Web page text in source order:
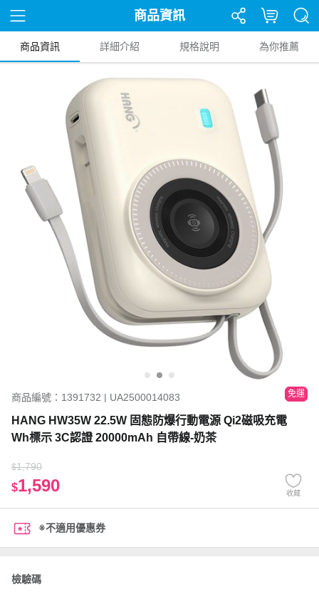
商品資訊
商品資訊 詳細介紹 規格說明 為你推薦
商品編號：1391732 | UA2500014083 免運
HANG HW35W 22.5W 固態防爆行動電源 Qi2磁吸充電
Wh標示 3C認證 20000mAh 自帶線-奶茶
$1,790
$1,590 收藏
※不適用優惠券
檢驗碼